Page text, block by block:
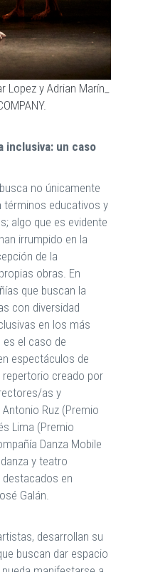
y Adrian Marín_
inclusiva: un caso
no únicamente
términos educativos y
algo que es evidente
irrumpido en la
de la
obras. En
que buscan la
con diversidad
en los más
el caso de
espectáculos de
creado por
as y
Ruz (Premio
Lima (Premio
Danza Mobile
y teatro
en
Galán.
desarrollan su
buscan dar espacio